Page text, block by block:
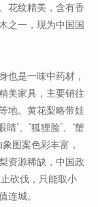
花纹精美，含有香
之一，现为中国国
也是一味中药材，
美家具，主要销往
地。黄花梨略带娃
睛”、“狐狸脸”、“蟹
象图案色彩丰富，
资源稀缺，中国政
砍伐，只能取小
连城。